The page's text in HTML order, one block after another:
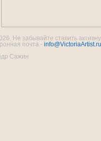
Не забывайте ставить
почта - info@VictoriaArtist.ru
Сажин